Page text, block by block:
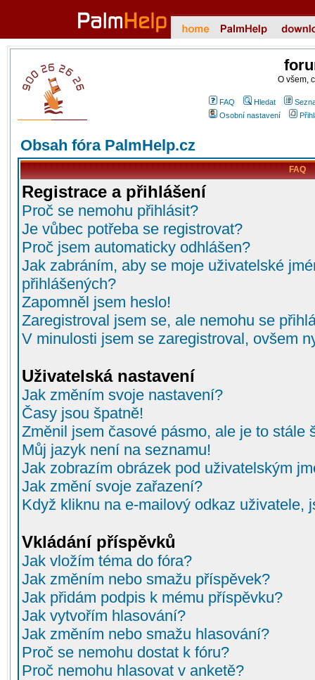
O všem,
FAQ Hledat
Osobní nastavení
Obsah fóra PalmHelp.cz
FAQ
Registrace a přihlášení
Proč se nemohu přihlásit?
Je vůbec potřeba se registrovat?
Proč jsem automaticky odhlášen?
Jak zabráním, aby se moje uživatelské
přihlášených?
Zapomněl jsem heslo!
Zaregistroval jsem se, ale nemohu se
V minulosti jsem se zaregistroval, ovšem
Uživatelská nastavení
Jak změním svoje nastavení?
Časy jsou špatně!
Změnil jsem časové pásmo, ale je to stále
Můj jazyk není na seznamu!
Jak zobrazím obrázek pod uživatelským
Jak změní svoje zařazení?
Když kliknu na e-mailový odkaz uživatele,
Vkládání příspěvků
Jak vložím téma do fóra?
Jak změním nebo smažu příspěvek?
Jak přidám podpis k mému příspěvku?
Jak vytvořím hlasování?
Jak změním nebo smažu hlasování?
Proč se nemohu dostat k fóru?
Proč nemohu hlasovat v anketě?